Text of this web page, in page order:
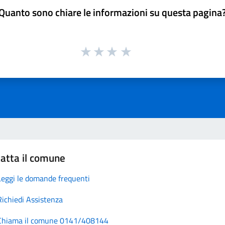
sono chiare le informazioni su questa
il comune
le domande frequenti
Assistenza
il comune 0141/408144